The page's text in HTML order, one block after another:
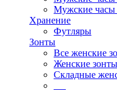
Мужские часы
Хранение
Футляры
Зонты
Все женские
Женские
Складные